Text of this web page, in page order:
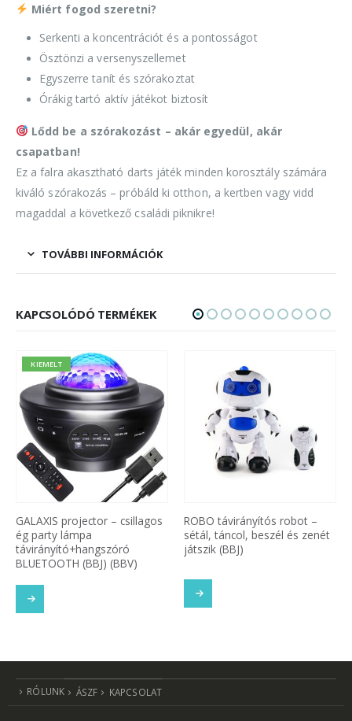
Miért fogod szeretni?
Serkenti a koncentrációt és a pontosságot
Ösztönzi a versenyszellemet
Egyszerre tanít és szórakoztat
Órákig tartó aktív játékot biztosít
Lődd be a szórakozást – akár egyedül, akár
csapatban!
Ez a falra akasztható darts játék minden korosztály számára
kiváló szórakozás – próbáld ki otthon, a kertben vagy vidd
magaddal a következő családi piknikre!
TOVÁBBI INFORMÁCIÓK
KAPCSOLÓDÓ TERMÉKEK
KIEMELT
GALAXIS projector – csillagos
ég party lámpa
távirányító+hangszóró
BLUETOOTH (BBJ) (BBV)
ROBO távirányítós robot –
sétál, táncol, beszél és zenét
játszik (BBJ)
RÓLUNK ÁSZF KAPCSOLAT